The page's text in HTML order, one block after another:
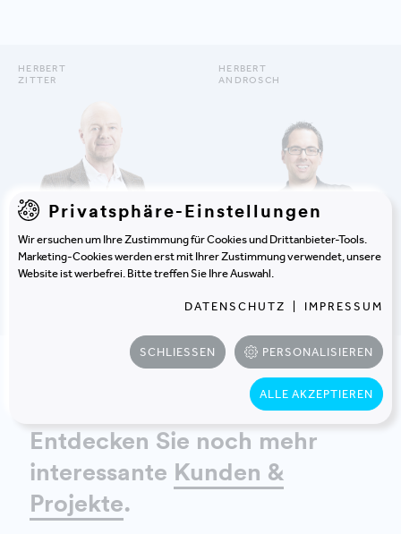
HERBERT
ZITTER
DETAILS ANZEIGEN
HERBERT
ANDROSCH
Entdecken Sie noch mehr
interessante Kunden &
Projekte.
Privatsphäre-Einstellungen
Wir ersuchen um Ihre Zustimmung für Cookies und Drittanbieter-Tools.
Marketing-Cookies werden erst mit Ihrer Zustimmung verwendet, unsere
Website ist werbefrei. Bitte treffen Sie Ihre Auswahl.
DATENSCHUTZ IMPRESSUM
SCHLIESSEN PERSONALISIEREN
ALLE AKZEPTIEREN